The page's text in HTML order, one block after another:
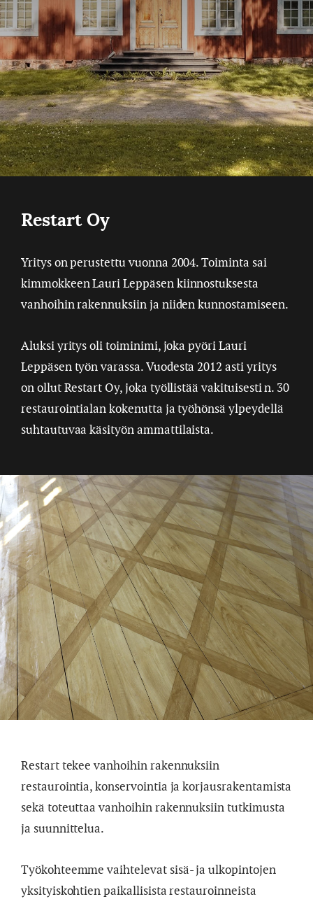
Restart Oy
Yritys on perustettu vuonna 2004. Toiminta sai
kimmokkeen Lauri Leppäsen kiinnostuksesta
vanhoihin rakennuksiin ja niiden kunnostamiseen.
Aluksi yritys oli toiminimi, joka pyöri Lauri
Leppäsen työn varassa. Vuodesta 2012 asti yritys
on ollut Restart Oy, joka työllistää vakituisesti n. 30
restaurointialan kokenutta ja työhönsä ylpeydellä
suhtautuvaa käsityön ammattilaista.
Restart tekee vanhoihin rakennuksiin
restaurointia, konservointia ja korjausrakentamista
sekä toteuttaa vanhoihin rakennuksiin tutkimusta
ja suunnittelua.
Työkohteemme vaihtelevat sisä- ja ulkopintojen
yksityiskohtien paikallisista restauroinneista